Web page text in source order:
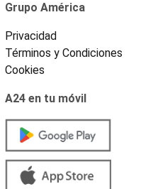
Grupo América
Privacidad
Términos y Condiciones
Cookies
A24 en tu móvil